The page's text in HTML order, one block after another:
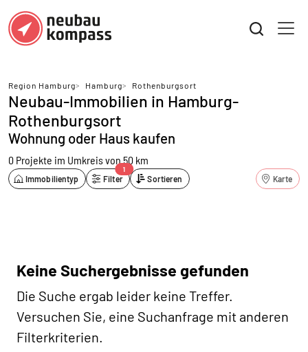
Region Hamburg> Hamburg> Rothenburgsort
Neubau-Immobilien in Hamburg-
Rothenburgsort
Wohnung oder Haus kaufen
0 Projekte im Umkreis von 50 km
Immobilientyp Filter
1
Sortieren Karte
Keine Suchergebnisse gefunden
Die Suche ergab leider keine Treffer.
Versuchen Sie, eine Suchanfrage mit anderen
Filterkriterien.